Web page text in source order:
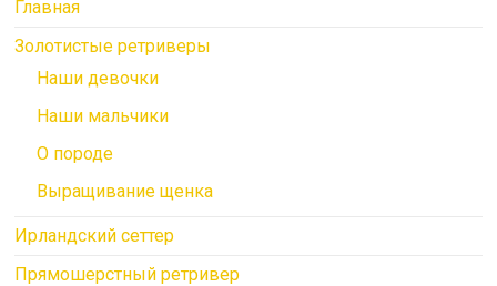
Главная
Золотистые ретриверы
Наши девочки
Наши мальчики
О породе
Выращивание щенка
Ирландский сеттер
Прямошерстный ретривер